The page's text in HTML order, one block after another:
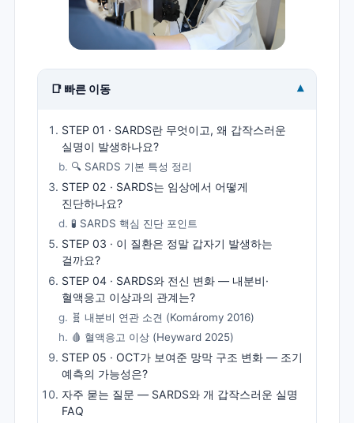
📑 빠른 이동 ▾
STEP 01 · SARDS란 무엇이고, 왜 갑작스러운
실명이 발생하나요?
🔍 SARDS 기본 특성 정리
STEP 02 · SARDS는 임상에서 어떻게
진단하나요?
🧪 SARDS 핵심 진단 포인트
STEP 03 · 이 질환은 정말 갑자기 발생하는
걸까요?
STEP 04 · SARDS와 전신 변화 — 내분비·
혈액응고 이상과의 관계는?
🧬 내분비 연관 소견 (Komáromy 2016)
🩸 혈액응고 이상 (Heyward 2025)
STEP 05 · OCT가 보여준 망막 구조 변화 — 조기
예측의 가능성은?
자주 묻는 질문 — SARDS와 개 갑작스러운 실명
FAQ